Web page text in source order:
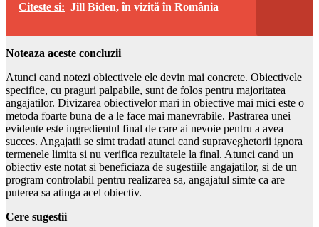
Citeste si: Jill Biden, în vizită în România
Noteaza aceste concluzii
Atunci cand notezi obiectivele ele devin mai concrete. Obiectivele
specifice, cu praguri palpabile, sunt de folos pentru majoritatea
angajatilor. Divizarea obiectivelor mari in obiective mai mici este o
metoda foarte buna de a le face mai manevrabile. Pastrarea unei
evidente este ingredientul final de care ai nevoie pentru a avea
succes. Angajatii se simt tradati atunci cand supraveghetorii ignora
termenele limita si nu verifica rezultatele la final. Atunci cand un
obiectiv este notat si beneficiaza de sugestiile angajatilor, si de un
program controlabil pentru realizarea sa, angajatul simte ca are
puterea sa atinga acel obiectiv.
Cere sugestii